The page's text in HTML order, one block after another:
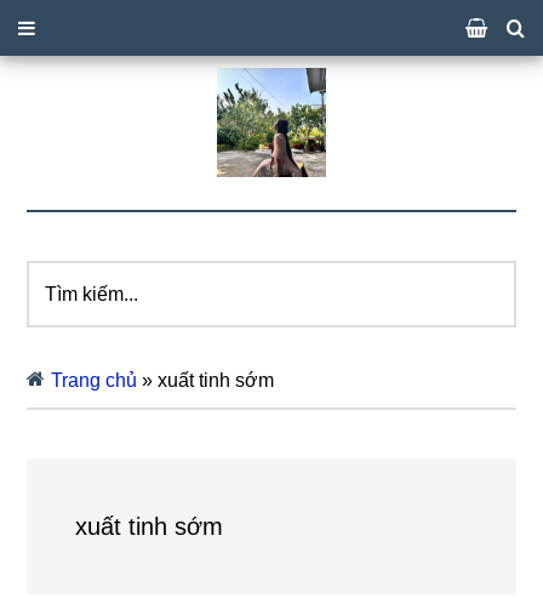
kiếm...
Trang chủ »xuất tinh sớm
xuất tinh sớm